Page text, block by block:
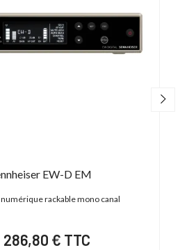
EW-D EM
rackable mono canal
286,80 € TTC